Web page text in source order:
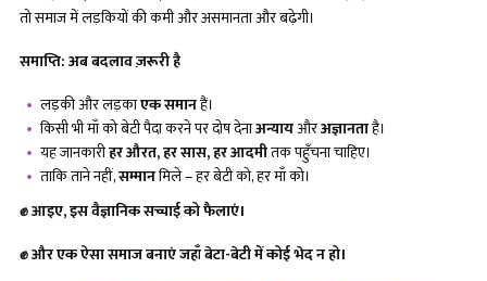
तो समाज में लड़कियों की कमी और असमानता और बढ़ेगी।
समाप्ति: अब बदलाव ज़रूरी है
लड़की और लड़काएक समानहैं।
किसी भी माँ को बेटी पैदा करने पर दोष देनाअन्यायऔरअज्ञानताहै।
यह जानकारीहर औरत, हर सास, हर आदमीतक पहुँचना चाहिए।
ताकि ताने नहीं,सम्मानमिले – हर बेटी को, हर माँ को।
✊आइए, इस वैज्ञानिक सच्चाई को फैलाएं।
✊और एक ऐसा समाज बनाएं जहाँ बेटा-बेटी में कोई भेद न हो।